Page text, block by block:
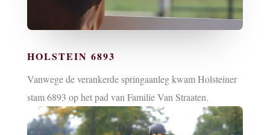
HOLSTEIN 6893
Vanwege de verankerde springaanleg kwam Holsteiner
stam 6893 op het pad van Familie Van Straaten.